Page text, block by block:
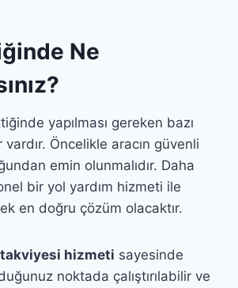
Ne
yapılması gereken bazı
vardır. Öncelikle aracın güvenli
emin olunmalıdır. Daha
bir yol yardım hizmeti ile
en doğru çözüm olacaktır.
hizmeti sayesinde
noktada çalıştırılabilir ve